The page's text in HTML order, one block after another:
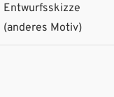
Entwurfsskizze
(anderes Motiv)